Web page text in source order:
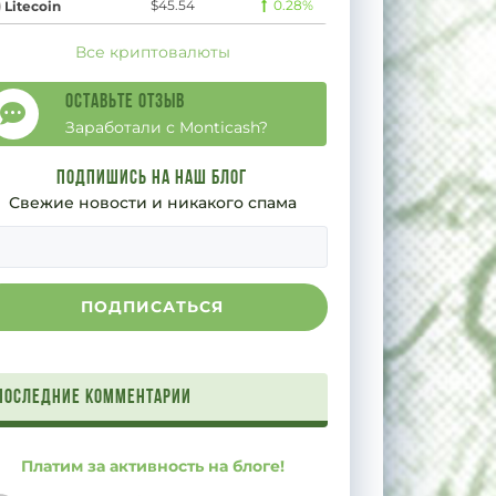
Litecoin $45.54 0.28%
Все криптовалюты
Оставьте отзыв
Заработали с Monticash?
Подпишись на наш блог
Свежие новости и никакого спама
комментарии
Платим за активность на блоге!